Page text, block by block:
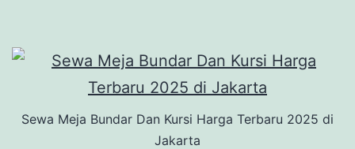
Sewa Meja Bundar Dan Kursi Harga Terbaru 2025 di
Jakarta